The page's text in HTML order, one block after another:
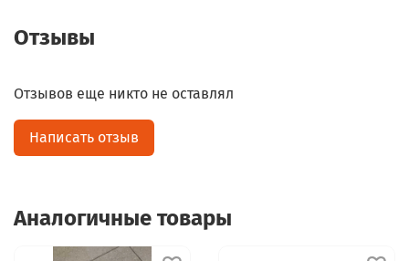
Отзывы
Отзывов еще никто не оставлял
Написать отзыв
Аналогичные товары